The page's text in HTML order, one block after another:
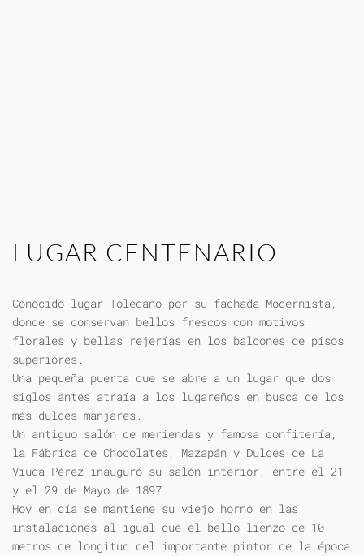
LUGAR CENTENARIO
Conocido lugar Toledano por su fachada Modernista,
donde se conservan bellos frescos con motivos
florales y bellas rejerías en los balcones de pisos
superiores.
Una pequeña puerta que se abre a un lugar que dos
siglos antes atraía a los lugareños en busca de los
más dulces manjares.
Un antiguo salón de meriendas y famosa confitería,
la Fábrica de Chocolates, Mazapán y Dulces de La
Viuda Pérez inauguró su salón interior, entre el 21
y el 29 de Mayo de 1897.
Hoy en día se mantiene su viejo horno en las
instalaciones al igual que el bello lienzo de 10
metros de longitud del importante pintor de la época